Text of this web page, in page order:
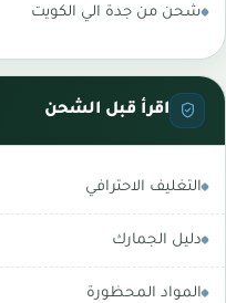
شحن من جدة الي الكويت
اقرأ قبل الشحن
التغليف الاحترافي
دليل الجمارك
المواد المحظورة